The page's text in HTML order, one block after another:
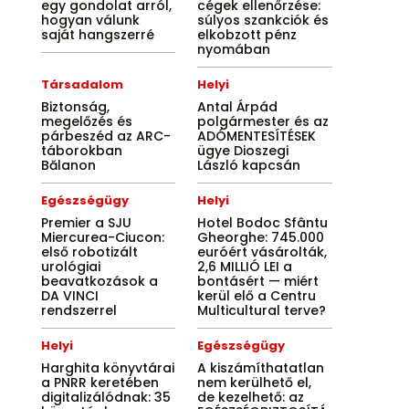
egy gondolat arról,
hogyan válunk
saját hangszerré
cégek ellenőrzése:
súlyos szankciók és
elkobzott pénz
nyomában
Társadalom
Biztonság,
megelőzés és
párbeszéd az ARC-
táborokban
Bălanon
Helyi
Antal Árpád
polgármester és az
ADÓMENTESÍTÉSEK
ügye Dioszegi
László kapcsán
Egészségügy
Premier a SJU
Miercurea-Ciucon:
első robotizált
urológiai
beavatkozások a
DA VINCI
rendszerrel
Helyi
Hotel Bodoc Sfântu
Gheorghe: 745.000
euróért vásárolták,
2,6 MILLIÓ LEI a
bontásért — miért
kerül elő a Centru
Multicultural terve?
Helyi
Harghita könyvtárai
a PNRR keretében
digitalizálódnak: 35
Egészségügy
A kiszámíthatatlan
nem kerülhető el,
de kezelhető: az